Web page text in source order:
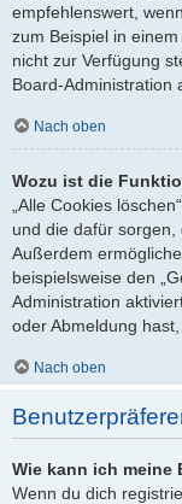
empfehlenswert,
zum Beispiel in
nicht zur Verfügung
Board-Administration
Nach oben
Wozu ist die
„Alle Cookies
und die dafür sorgen,
Außerdem
beispielsweise den
Administration
oder Abmeldung
Nach oben
Wie kann ich meine
Wenn du dich